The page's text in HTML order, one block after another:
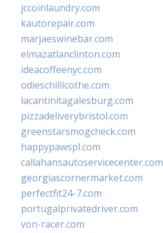
jccoinlaundry.com
kautorepair.com
marjaeswinebar.com
elmazatlanclinton.com
ideacoffeenyc.com
odieschillicothe.com
lacantinitagalesburg.com
pizzadeliverybristol.com
greenstarsmogcheck.com
happypawspl.com
callahansautoservicecenter.com
georgiascornermarket.com
perfectfit24-7.com
portugalprivatedriver.com
von-racer.com